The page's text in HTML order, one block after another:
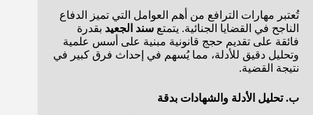
تُعتبر مهارات الترافع من أهم العوامل التي تميز الدفاع
الناجح في القضايا الجنائية. يتمتع سند الجعيد بقدرة
فائقة على تقديم حجج قانونية مبنية على أسس علمية
وتحليل دقيق للأدلة، مما يُسهم في إحداث فرق كبير في
نتيجة القضية.
ب. تحليل الأدلة والشهادات بدقة